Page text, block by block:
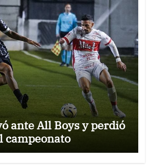
ante All Boys y perdió
campeonato